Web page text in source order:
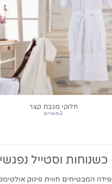
חלוקי מגבת קצר
2 מוצרים
וסטייל
המבטיחים חווית פינוק